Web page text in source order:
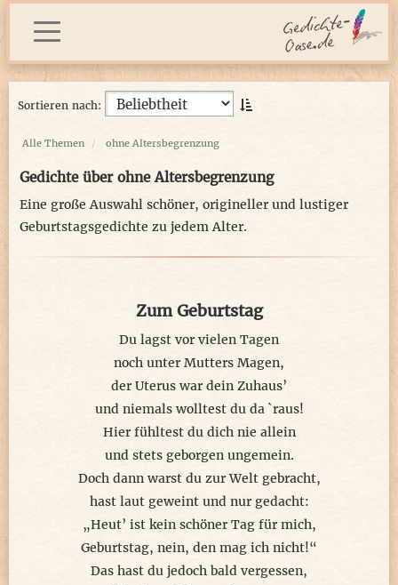
Sortieren nach:
Alle Themen ohne Altersbegrenzung
Gedichte über ohne Altersbegrenzung
Eine große Auswahl schöner, origineller und lustiger
Geburtstagsgedichte zu jedem Alter.
Zum Geburtstag
Du lagst vor vielen Tagen
noch unter Mutters Magen,
der Uterus war dein Zuhaus’
und niemals wolltest du da `raus!
Hier fühltest du dich nie allein
und stets geborgen ungemein.
Doch dann warst du zur Welt gebracht,
hast laut geweint und nur gedacht:
„Heut’ ist kein schöner Tag für mich,
Geburtstag, nein, den mag ich nicht!“
Das hast du jedoch bald vergessen,